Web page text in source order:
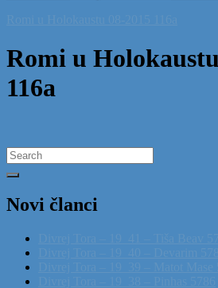
Romi u
116a
Search
for:
Novi članci